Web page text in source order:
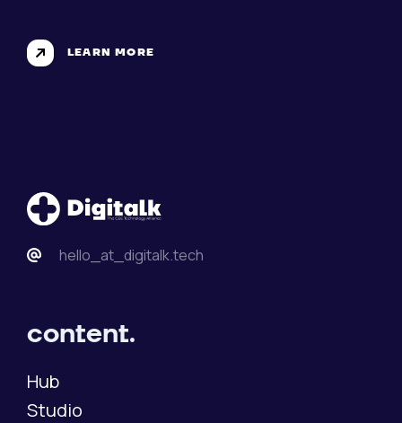
LEARN MORE
hello_at_digitalk.tech
content.
Hub
Studio